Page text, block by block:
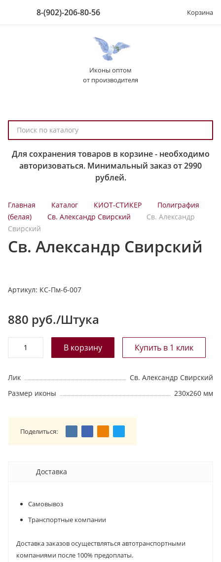
8-(902)-206-80-56 Корзина
Иконы оптом
от производителя
о
к
а
т
а
у
Для сохранения товаров в корзине - необходимо
авторизоваться. Минимальный заказ от 2990
рублей.
Главная Каталог КИОТ-СТИКЕР
Полиграфия
(белая)
Св. Александр Свирский
Св. Александр
Свирский
Св. Александр Свирский
Артикул: КС-Пм-б-007
880 руб./Штука
Лик
Св. Александр Свирский
Размер иконы
230х260 мм
Поделиться:
Доставка
Самовывоз
Транспортные компании
Доставка заказов осуществляться автотранспортными
компаниями после 100% предоплаты.